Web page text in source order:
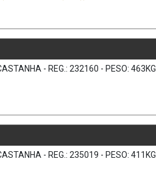
- REG.: 232160 - PESO: 463KG
- REG.: 235019 - PESO: 411KG